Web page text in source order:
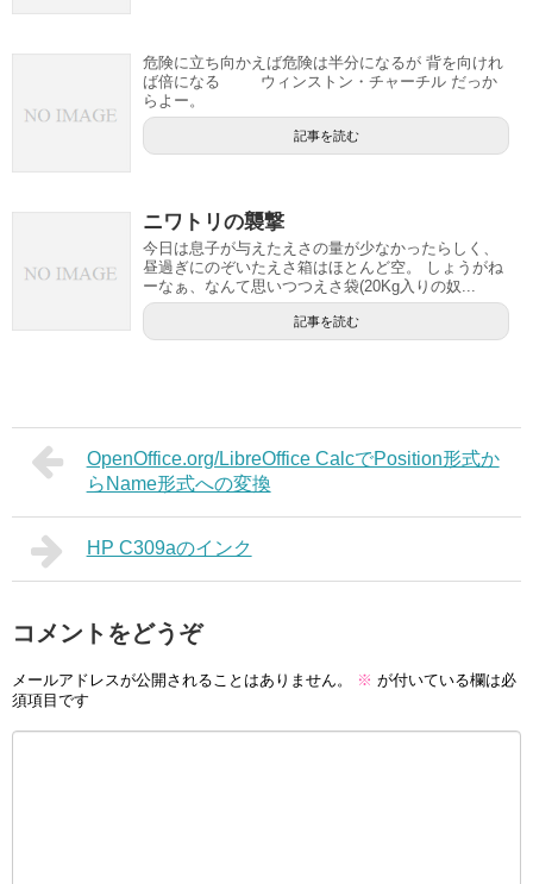
危険に立ち向かえば危険は半分になるが 背を向けれ
ば倍になる ウィンストン・チャーチル だっか
らよー。
記事を読む
ニワトリの襲撃
今日は息子が与えたえさの量が少なかったらしく、
昼過ぎにのぞいたえさ箱はほとんど空。 しょうがね
ーなぁ、なんて思いつつえさ袋(20Kg入りの奴...
記事を読む
OpenOffice.org/LibreOffice CalcでPosition形式か
らName形式への変換
HP C309aのインク
コメントをどうぞ
メールアドレスが公開されることはありません。 ※ が付いている欄は必
須項目です